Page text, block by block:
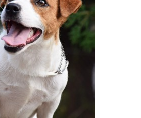
© 2026 eStránky.cz